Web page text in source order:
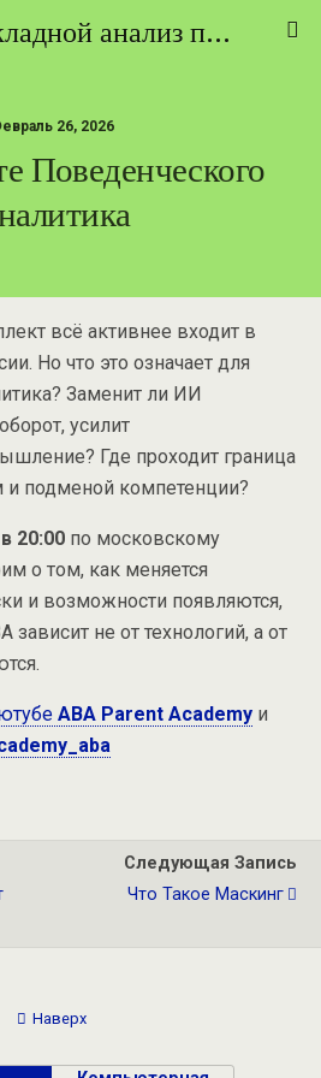
ABA (прикладной анализ поведения) - ТЕОРИЯ И ПРАКТИКА
26, 2026
Поведенческого
всё активнее входит в
Но что это означает для
Заменит ли ИИ
усилит
Где проходит граница
подменой компетенции?
20:00 по московскому
о том, как меняется
и возможности появляются,
не от технологий, а от
ABA Parent Academy и
Следующая Запись
Что Такое Маскинг
Наверх